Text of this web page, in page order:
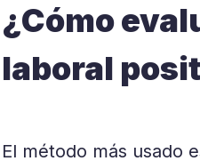
¿Cómo
laboral
El método más usado